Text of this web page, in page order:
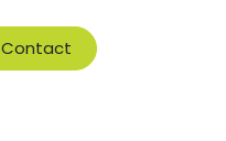
Contact